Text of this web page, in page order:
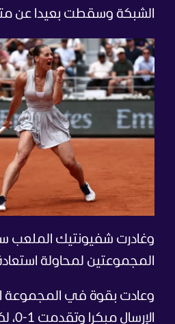
الشبكة وسقطت بعيدا عن
وغادرت شفيونتيك الملعب
المجموعتين لمحاولة